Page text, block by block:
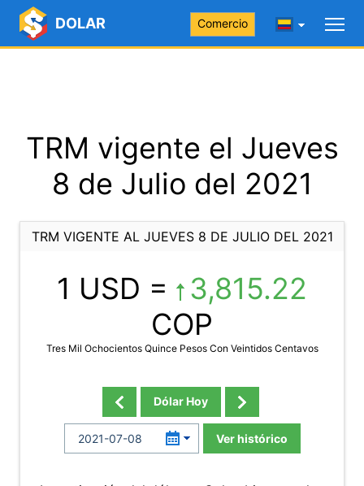
DOLAR Comercio
TRM vigente el Jueves
8 de Julio del 2021
TRM VIGENTE AL JUEVES 8 DE JULIO DEL 2021
1 USD =
3,815.22
COP
Tres Mil Ochocientos Quince Pesos Con Veintidos Centavos
Dólar Hoy
Ver histórico